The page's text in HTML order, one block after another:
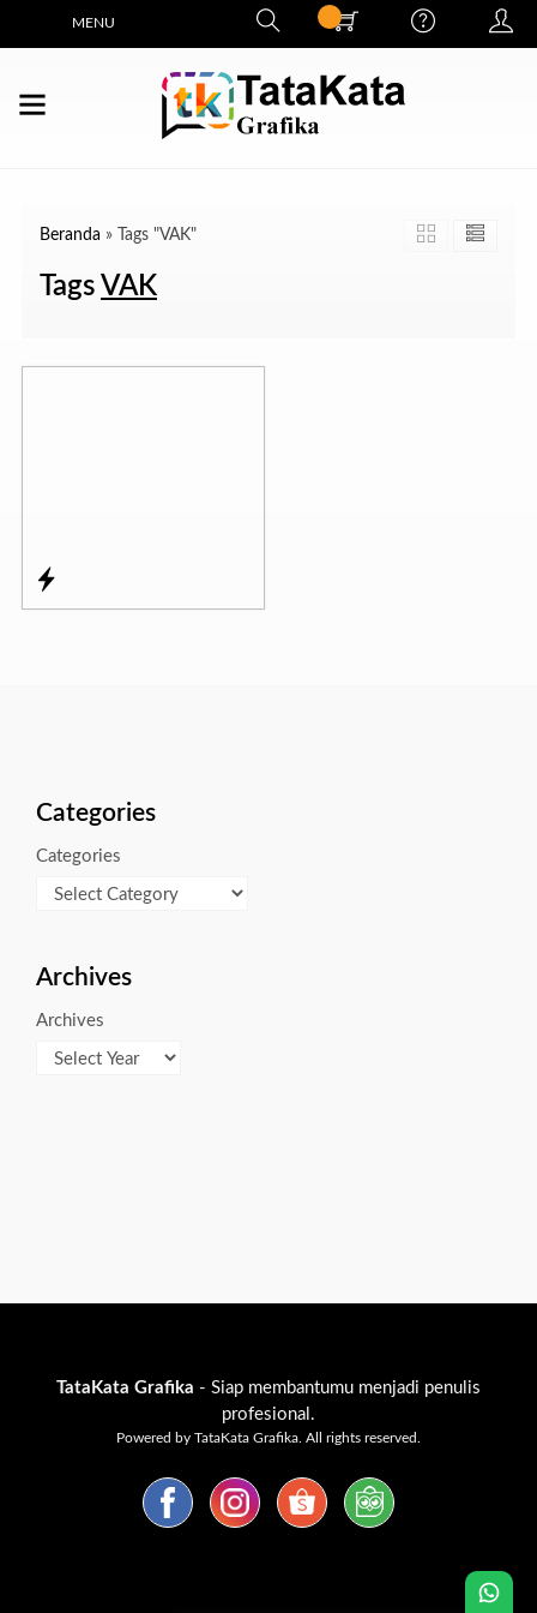
MENU
Beranda » Tags "VAK"
Tags VAK
Categories
Categories
Archives
Archives
TataKata Grafika - Siap membantumu menjadi penulis
profesional.
Powered by TataKata Grafika. All rights reserved.